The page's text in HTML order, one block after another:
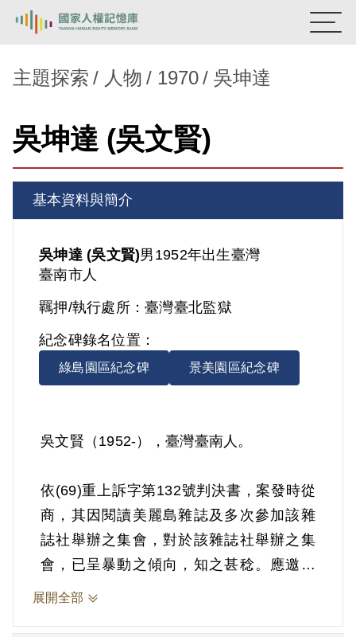
新生訓導處
蛋殼畫 送物單
主題探索
背景知識
關於我們
主題探索 人物 1970 吳坤達
吳坤達 (吳文賢)
基本資料與簡介
吳坤達 (吳文賢)男 1952年出生臺灣
臺南市人
羈押/執行處所：臺灣臺北監獄
紀念碑錄名位置：
綠島園區紀念碑 景美園區紀念碑
吳文賢（1952-），臺灣臺南人。
依(69)重上訴字第132號判決書，案發時從
商，其因閱讀美麗島雜誌及多次參加該雜
誌社舉辦之集會，對於該雜誌社舉辦之集
會，已呈暴動之傾向，知之甚稔。應邀前
往高雄市參加集會，於遊行前已知悉施明
展開全部